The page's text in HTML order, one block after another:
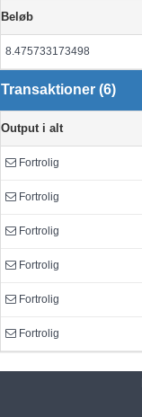
Beløb
8.475733173498
Transaktioner (6)
Output i alt
Fortrolig
Fortrolig
Fortrolig
Fortrolig
Fortrolig
Fortrolig